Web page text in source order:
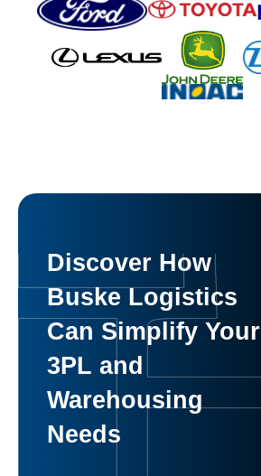
Discover How
Buske Logistics
Can Simplify Your
3PL and
Warehousing
Needs